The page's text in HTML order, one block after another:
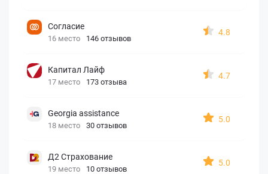
Согласие
16 место 146 отзывов
4.8
Капитал Лайф
17 место 173 отзыва
4.7
Georgia assistance
18 место 30 отзывов
5.0
Д2 Страхование
19 место 10 отзывов
5.0